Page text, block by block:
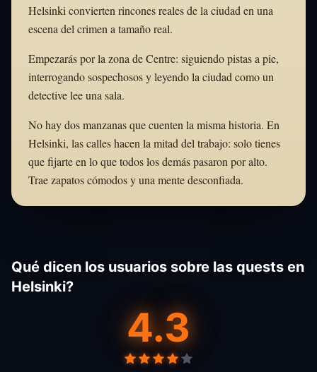
Helsinki convierten rincones reales de la ciudad en una
escena del crimen a tamaño real.
Empezarás por la zona de Centre: siguiendo pistas a pie,
interrogando sospechosos y leyendo la ciudad como un
detective lee una sala.
No hay dos manzanas que cuenten la misma historia. En
Helsinki, las calles hacen la mitad del trabajo: solo tienes
que fijarte en lo que todos los demás pasaron por alto.
Trae zapatos cómodos y una mente desconfiada.
Qué dicen los usuarios sobre las quests en
Helsinki?
4.3